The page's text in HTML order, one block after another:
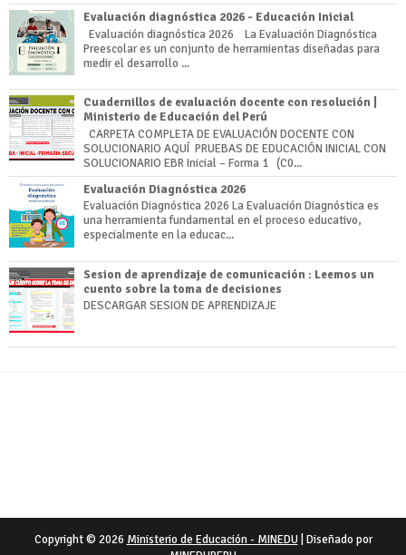
Evaluación diagnóstica 2026 - Educación Inicial
Evaluación diagnóstica 2026 La Evaluación Diagnóstica
Preescolar es un conjunto de herramientas diseñadas para
medir el desarrollo ...
Cuadernillos de evaluación docente con resolución |
Ministerio de Educación del Perú
CARPETA COMPLETA DE EVALUACIÓN DOCENTE CON
SOLUCIONARIO AQUÍ PRUEBAS DE EDUCACIÓN INICIAL CON
SOLUCIONARIO EBR Inicial – Forma 1 (C0...
Evaluación Diagnóstica 2026
Evaluación Diagnóstica 2026 La Evaluación Diagnóstica es
una herramienta fundamental en el proceso educativo,
especialmente en la educac...
Sesion de aprendizaje de comunicación : Leemos un
cuento sobre la toma de decisiones
DESCARGAR SESION DE APRENDIZAJE
Copyright © 2026 Ministerio de Educación - MINEDU | Diseñado por